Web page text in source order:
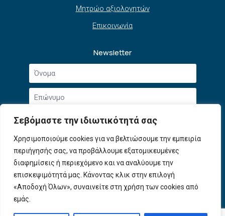
Σεβόμαστε την ιδιωτικότητά σας
Χρησιμοποιούμε cookies για να βελτιώσουμε την εμπειρία
περιήγησής σας, να προβάλλουμε εξατομικευμένες
διαφημίσεις ή περιεχόμενο και να αναλύουμε την
επισκεψιμότητά μας. Κάνοντας κλικ στην επιλογή
«Αποδοχή Όλων», συναινείτε στη χρήση των cookies από
εμάς.
Μητρώο αξιολογητών
Επικοινωνία
Newsletter
Όνομα
Επώνυμο
Email
*
Αποδοχή
όρων
χρήσης
*
Συμφωνώ με την Πολιτική Απορρήτουκαι τους
Όρους Χρήσης.
Εγγραφή